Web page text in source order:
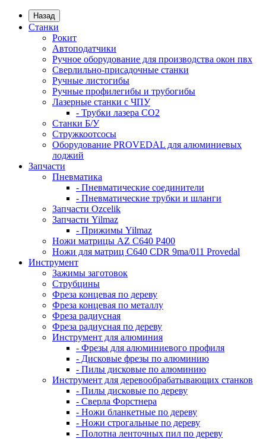
Назад
Станки
Рокит
Автоподатчики
Ручное оборудование для производства окон пвх
Сверлильно-присадочные станки
Ручные листогибы
Ручные профилегибы и трубогибы
Лазерные станки с ЧПУ
- Трубки лазера CO2
Станки Б/У
Стружкоотсосы
Оборудование PROVEDAL для алюминиевых
лоджий
Запчасти
Пневматика
- Пневматические соединители
- Пневматические трубки и шланги
Запчасти Ozcelik
Запчасти Yilmaz
- Прижимы Yilmaz
Ножи матрицы AZ C640 P400
Ножи для матриц C640 CDR 9ma/011 Provedal
Инструмент
Зажимы заготовок
Струбцины
Фреза концевая по дереву
Фреза концевая по металлу
Фреза радиусная
Фреза радиусная по дереву
Инструмент для алюминия
- Фрезы для алюминиевого профиля
- Дисковые фрезы по алюминию
- Пилы дисковые по алюминию
Инструмент для деревообрабатывающих станков
- Пилы дисковые по дереву
- Сверла Форстнера
- Ножи бланкетные по дереву
- Ножи строгальные по дереву
- Полотна ленточных пил по дереву